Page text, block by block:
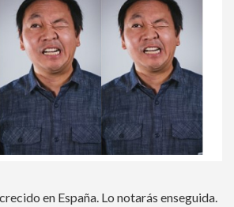
en España. Lo notarás enseguida.